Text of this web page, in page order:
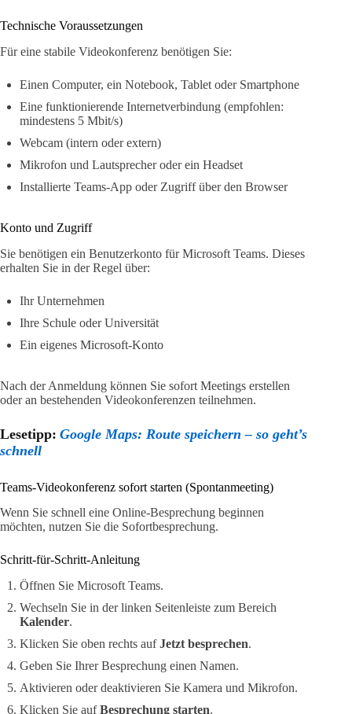
Technische Voraussetzungen
Für eine stabile Videokonferenz benötigen Sie:
Einen Computer, ein Notebook, Tablet oder Smartphone
Eine funktionierende Internetverbindung (empfohlen:
mindestens 5 Mbit/s)
Webcam (intern oder extern)
Mikrofon und Lautsprecher oder ein Headset
Installierte Teams-App oder Zugriff über den Browser
Konto und Zugriff
Sie benötigen ein Benutzerkonto für Microsoft Teams. Dieses
erhalten Sie in der Regel über:
Ihr Unternehmen
Ihre Schule oder Universität
Ein eigenes Microsoft-Konto
Nach der Anmeldung können Sie sofort Meetings erstellen
oder an bestehenden Videokonferenzen teilnehmen.
Lesetipp: Google Maps: Route speichern – so geht’s
schnell
Teams-Videokonferenz sofort starten (Spontanmeeting)
Wenn Sie schnell eine Online-Besprechung beginnen
möchten, nutzen Sie die Sofortbesprechung.
Schritt-für-Schritt-Anleitung
Öffnen Sie Microsoft Teams.
Wechseln Sie in der linken Seitenleiste zum Bereich
Kalender.
Klicken Sie oben rechts aufJetzt besprechen.
Geben Sie Ihrer Besprechung einen Namen.
Aktivieren oder deaktivieren Sie Kamera und Mikrofon.
Klicken Sie aufBesprechung starten.